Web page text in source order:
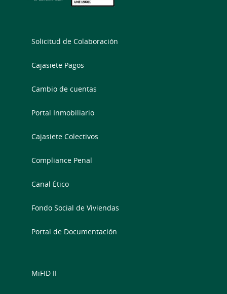
Solicitud de Colaboración
Cajasiete Pagos
Cambio de cuentas
Portal Inmobiliario
Cajasiete Colectivos
Compliance Penal
Canal Ético
Fondo Social de Viviendas
Portal de Documentación
MiFID II